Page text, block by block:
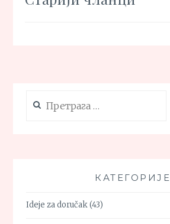
за:
КАТЕГОРИЈЕ
Ideje za doručak(43)